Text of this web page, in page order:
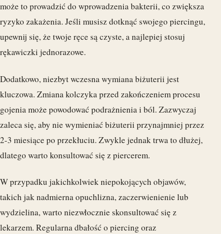
może to prowadzić do wprowadzenia bakterii, co zwiększa
ryzyko zakażenia. Jeśli musisz dotknąć swojego piercingu,
upewnij się, że twoje ręce są czyste, a najlepiej stosuj
rękawiczki jednorazowe.
Dodatkowo, niezbyt wczesna wymiana biżuterii jest
kluczowa. Zmiana kolczyka przed zakończeniem procesu
gojenia może powodować podrażnienia i ból. Zazwyczaj
zaleca się, aby nie wymieniać biżuterii przynajmniej przez
2-3 miesiące po przekłuciu. Zwykle jednak trwa to dłużej,
dlatego warto konsultować się z piercerem.
W przypadku jakichkolwiek niepokojących objawów,
takich jak nadmierna opuchlizna, zaczerwienienie lub
wydzielina, warto niezwłocznie skonsultować się z
lekarzem. Regularna dbałość o piercing oraz